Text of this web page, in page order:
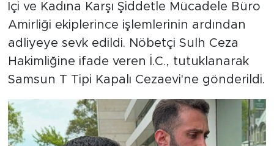
İçi ve Kadına Karşı Şiddetle Mücadele Büro
Amirliği ekiplerince işlemlerinin ardından
adliyeye sevk edildi. Nöbetçi Sulh Ceza
Hakimliğine ifade veren İ.C., tutuklanarak
Samsun T Tipi Kapalı Cezaevi'ne gönderildi.